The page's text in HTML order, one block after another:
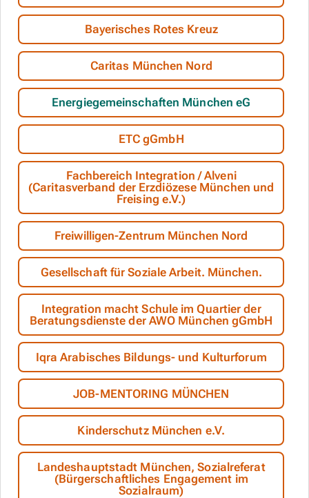
Bayerisches Rotes Kreuz
Caritas München Nord
Energiegemeinschaften München eG
ETC gGmbH
Fachbereich Integration / Alveni
(Caritasverband der Erzdiözese München und
Freising e.V.)
Freiwilligen-Zentrum München Nord
Gesellschaft für Soziale Arbeit. München.
Integration macht Schule im Quartier der
Beratungsdienste der AWO München gGmbH
Iqra Arabisches Bildungs- und Kulturforum
JOB-MENTORING MÜNCHEN
Kinderschutz München e.V.
Landeshauptstadt München, Sozialreferat
(Bürgerschaftliches Engagement im
Sozialraum)